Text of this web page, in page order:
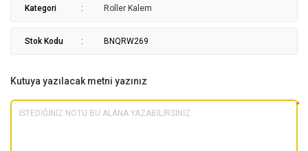
Kategori Roller Kalem
Stok Kodu BNQRW269
Kutuya yazılacak metni yazınız
*